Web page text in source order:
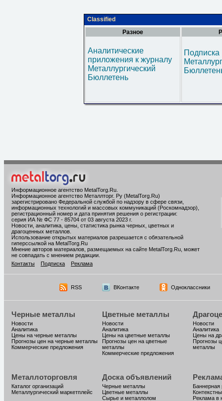
Classified
Разное
Аналитические
приложения к журналу
Металлургический
Бюллетень
Информационное агентство MetalTorg.Ru
Информационное агентство Металлторг. Ру (MetalTorg.Ru)
зарегистрировано Федеральной службой по надзору в сфере связи,
информационных технологий и массовых коммуникаций (Роскомнадзор),
регистрационный номер и дата принятия решения о регистрации:
серия ИА № ФС 77 - 85704 от 03 августа 2023 г.
Новости, аналитика, цены, статистика рынка черных, цветных и
драгоценных металлов.
Использование открытых материалов разрешается с обязательной
гиперссылкой на MetalTorg.Ru
Мнение авторов материалов, размещаемых на сайте MetalTorg.Ru, может
не совпадать с мнением редакции.
Контакты
Подписка Реклама
RSS ВКонтакте Одноклассники
Черные металлы
Новости
Аналитика
Цены на черные металлы
Прогнозы цен на черные металлы
Коммерческие предложения
Цветные металлы
Новости
Аналитика
Цены на цветные металлы
Прогнозы цен на цветные
металлы
Коммерческие предложения
Новости
Аналитика
Цены на
Прогнозы
металлы
Металлоторговля
Каталог организаций
Металлургический маркетплейс
Доска объявлений
Черные металлы
Цветные металлы
Сырье и металлолом
Баннерная
Реклама в